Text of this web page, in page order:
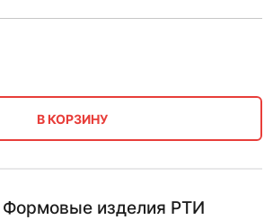
В КОРЗИНУ
Формовые изделия РТИ